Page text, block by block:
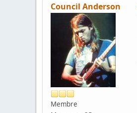
Council Anderson
Membre